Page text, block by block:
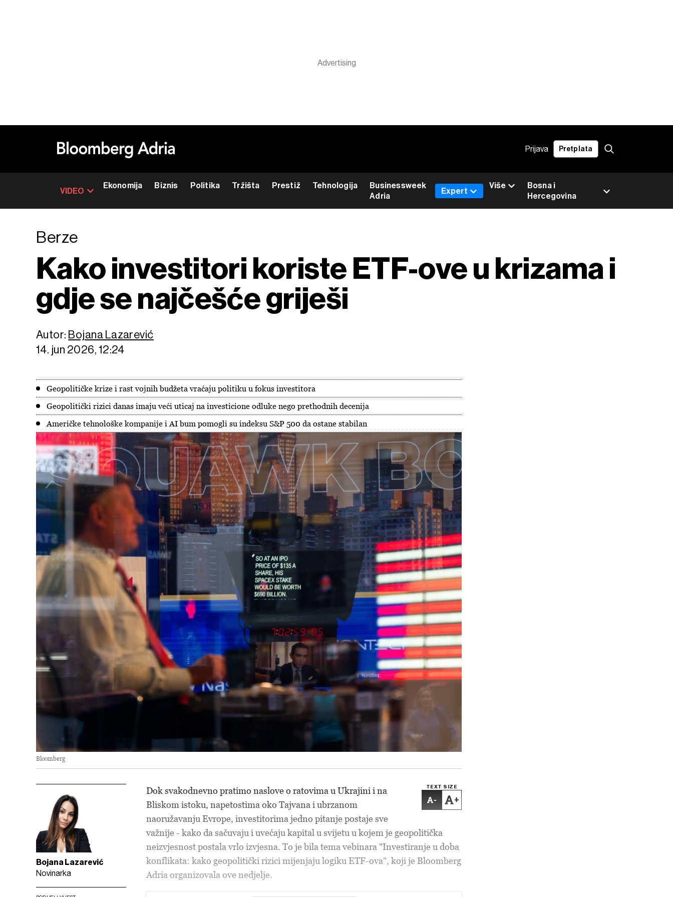
Prijava Pretplata
VIDEO
Ekonomija Biznis Politika Tržišta Prestiž Tehnologija
Businessweek
Adria
Bosna i
Hercegovina
Expert
Više
Berze
Kako investitori koriste ETF-ove u krizama i
gdje se najčešće griješi
Autor: Bojana Lazarević
14. jun 2026, 12:24
Geopolitičke krize i rast vojnih budžeta vraćaju politiku u fokus investitora
Geopolitički rizici danas imaju veći uticaj na investicione odluke nego prethodnih decenija
Američke tehnološke kompanije i AI bum pomogli su indeksu S&P 500 da ostane stabilan
Bloomberg
Bojana Lazarević
Novinarka
TEXT SIZE
- +
Dok svakodnevno pratimo naslove o ratovima u Ukrajini i na
Bliskom istoku, napetostima oko Tajvana i ubrzanom
naoružavanju Evrope, investitorima jedno pitanje postaje sve
važnije - kako da sačuvaju i uvećaju kapital u svijetu u kojem je geopolitička
neizvjesnost postala vrlo izvjesna. To je bila tema vebinara "Investiranje u doba
konflikata: kako geopolitički rizici mijenjaju logiku ETF-ova", koji je Bloomberg
Adria organizovala ove nedjelje.